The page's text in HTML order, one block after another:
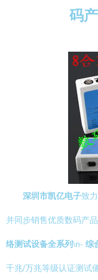
码
深圳市凯亿电子致
并同步销售优质数码产
络测试设备全系列\n- 综
千兆/万兆等级认证测试